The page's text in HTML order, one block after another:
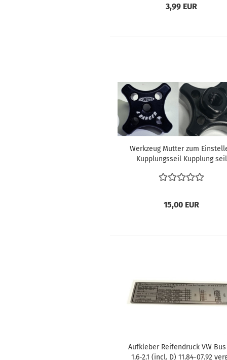
3,99 EUR
Werkzeug Mutter zum
Kupplungsseil Kupplung seil
Flügelmutter VW Bus T1 T2
15,00 EUR
Aufkleber Reifendruck VW Bus
1.6-2.1 (incl. D) 11.84-07.92